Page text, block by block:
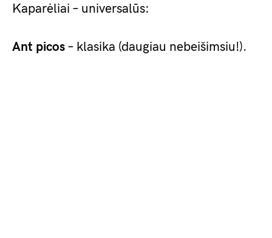
Kaparėliai – universalūs:
Ant picos – klasika (daugiau nebeišimsiu!).